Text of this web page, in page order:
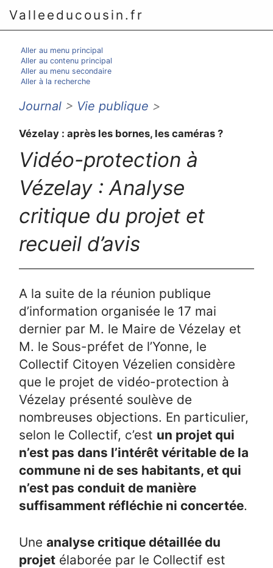
Valleeducousin.fr
Aller au menu principal
Aller au contenu principal
Aller au menu secondaire
Aller à la recherche
Journal > Vie publique >
Vézelay : après les bornes, les caméras ?
Vidéo-protection à
Vézelay : Analyse
critique du projet et
recueil d’avis
A la suite de la réunion publique
d’information organisée le 17 mai
dernier par M. le Maire de Vézelay et
M. le Sous-préfet de l’Yonne, le
Collectif Citoyen Vézelien considère
que le projet de vidéo-protection à
Vézelay présenté soulève de
nombreuses objections. En particulier,
selon le Collectif, c’est un projet qui
n’est pas dans l’intérêt véritable de la
commune ni de ses habitants, et qui
n’est pas conduit de manière
suffisamment réfléchie ni concertée.
Uneanalyse critique détaillée du
projet élaborée par le Collectif est